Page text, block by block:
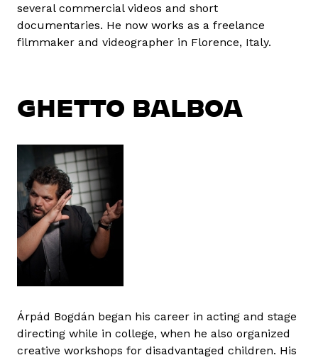
several commercial videos and short
documentaries. He now works as a freelance
filmmaker and videographer in Florence, Italy.
GHETTO BALBOA
Árpád Bogdán began his career in acting and stage
directing while in college, when he also organized
creative workshops for disadvantaged children. His